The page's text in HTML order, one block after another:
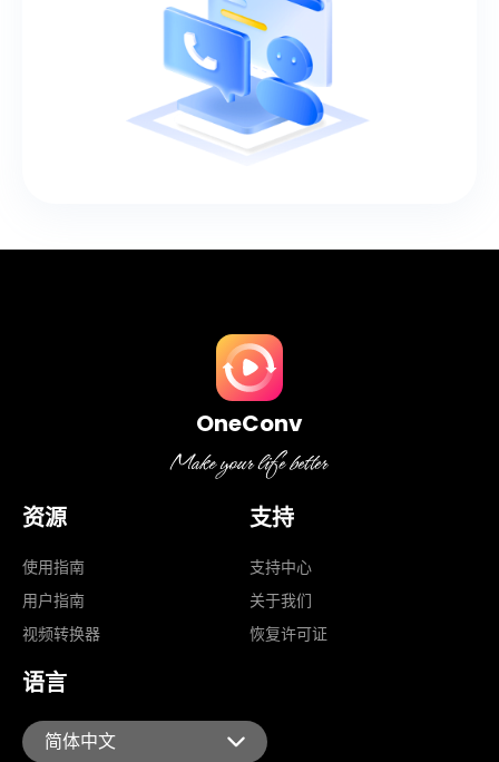
OneConv
资源
使用指南
用户指南
视频转换器
支持
支持中心
关于我们
恢复许可证
语言
简体中文
English